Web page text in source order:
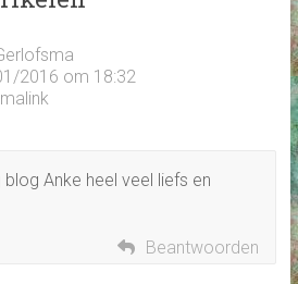
2016 om 18:32
Anke heel veel liefs en
Beantwoorden